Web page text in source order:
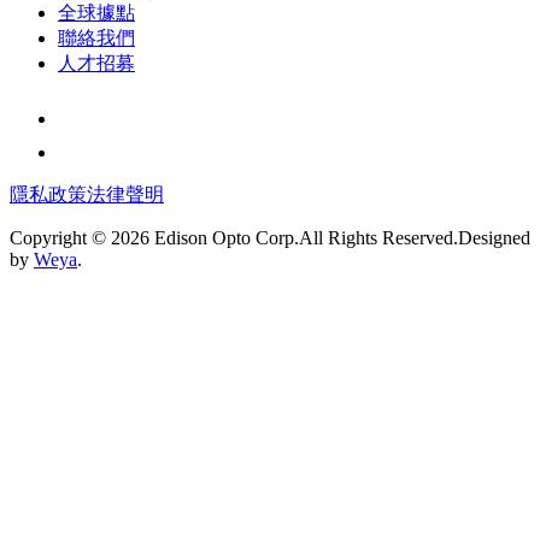
全球據點
聯絡我們
人才招募
隱私政策法律聲明
Copyright © 2026 Edison Opto Corp.All Rights Reserved.Designed
by Weya.